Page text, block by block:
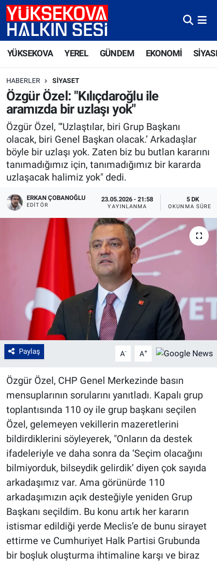
YÜKSEKOVA YEREL GÜNDEM EKONOMİ
HABERLER SIYASET
Özgür Özel: "Kılıçdaroğlu ile
aramızda bir uzlaşı yok"
Özgür Özel, "‘Uzlaştılar, biri Grup Başkanı
olacak, biri Genel Başkan olacak.’ Arkadaşlar
böyle bir uzlaşı yok. Zaten biz bu butlan kararını
tanımadığımız için, tanımadığımız bir kararda
uzlaşacak halimiz yok" dedi.
ERKAN ÇOBANOĞLU
EDITÖR
23.05.2026 - 21:58
YAYINLANMA
5 DK
OKUNMA SÜRESI
Paylaş A- A+
Özgür Özel, CHP Genel Merkezinde basın
mensuplarının sorularını yanıtladı. Kapalı grup
toplantısında 110 oy ile grup başkanı seçilen
Özel, gelemeyen vekillerin mazeretlerini
bildirdiklerini söyleyerek, "Onların da destek
ifadeleriyle ve daha sonra da ‘Seçim olacağını
bilmiyorduk, bilseydik gelirdik’ diyen çok sayıda
arkadaşımız var. Ama görünürde 110
arkadaşımızın açık desteğiyle yeniden Grup
Başkanı seçildim. Bu konu artık her kararın
istismar edildiği yerde Meclis’e de bunu sirayet
ettirme ve Cumhuriyet Halk Partisi Grubunda
bir boşluk oluşturma ihtimaline karşı ve biraz
Yüksekova Nöbetçi Eczaneler
Yüksekova Trafik Yoğunluk Haritası
Süper Lig Puan Durumu ve Fikstür
Tüm Manşetler
Son Dakika Haberleri
Haber Arşivi